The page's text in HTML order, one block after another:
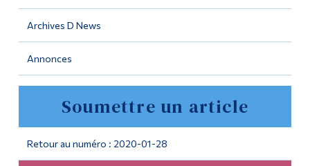
Archives D News
Annonces
Soumettre un article
Retour au numéro : 2020-01-28
Programmes
Formation continue
Admissions